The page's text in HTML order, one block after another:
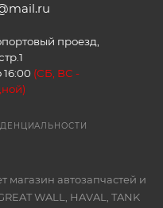
проезд,
(СБ, ВС -
магазин автозапчастей и
WALL, HAVAL, TANK